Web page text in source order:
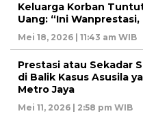
Keluarga Korban
Uang: “Ini Wanprestasi,
Mei 18, 2026 | 11:43 am WIB
Prestasi atau Sekadar
di Balik Kasus Asusila
Metro Jaya
Mei 11, 2026 | 2:58 pm WIB